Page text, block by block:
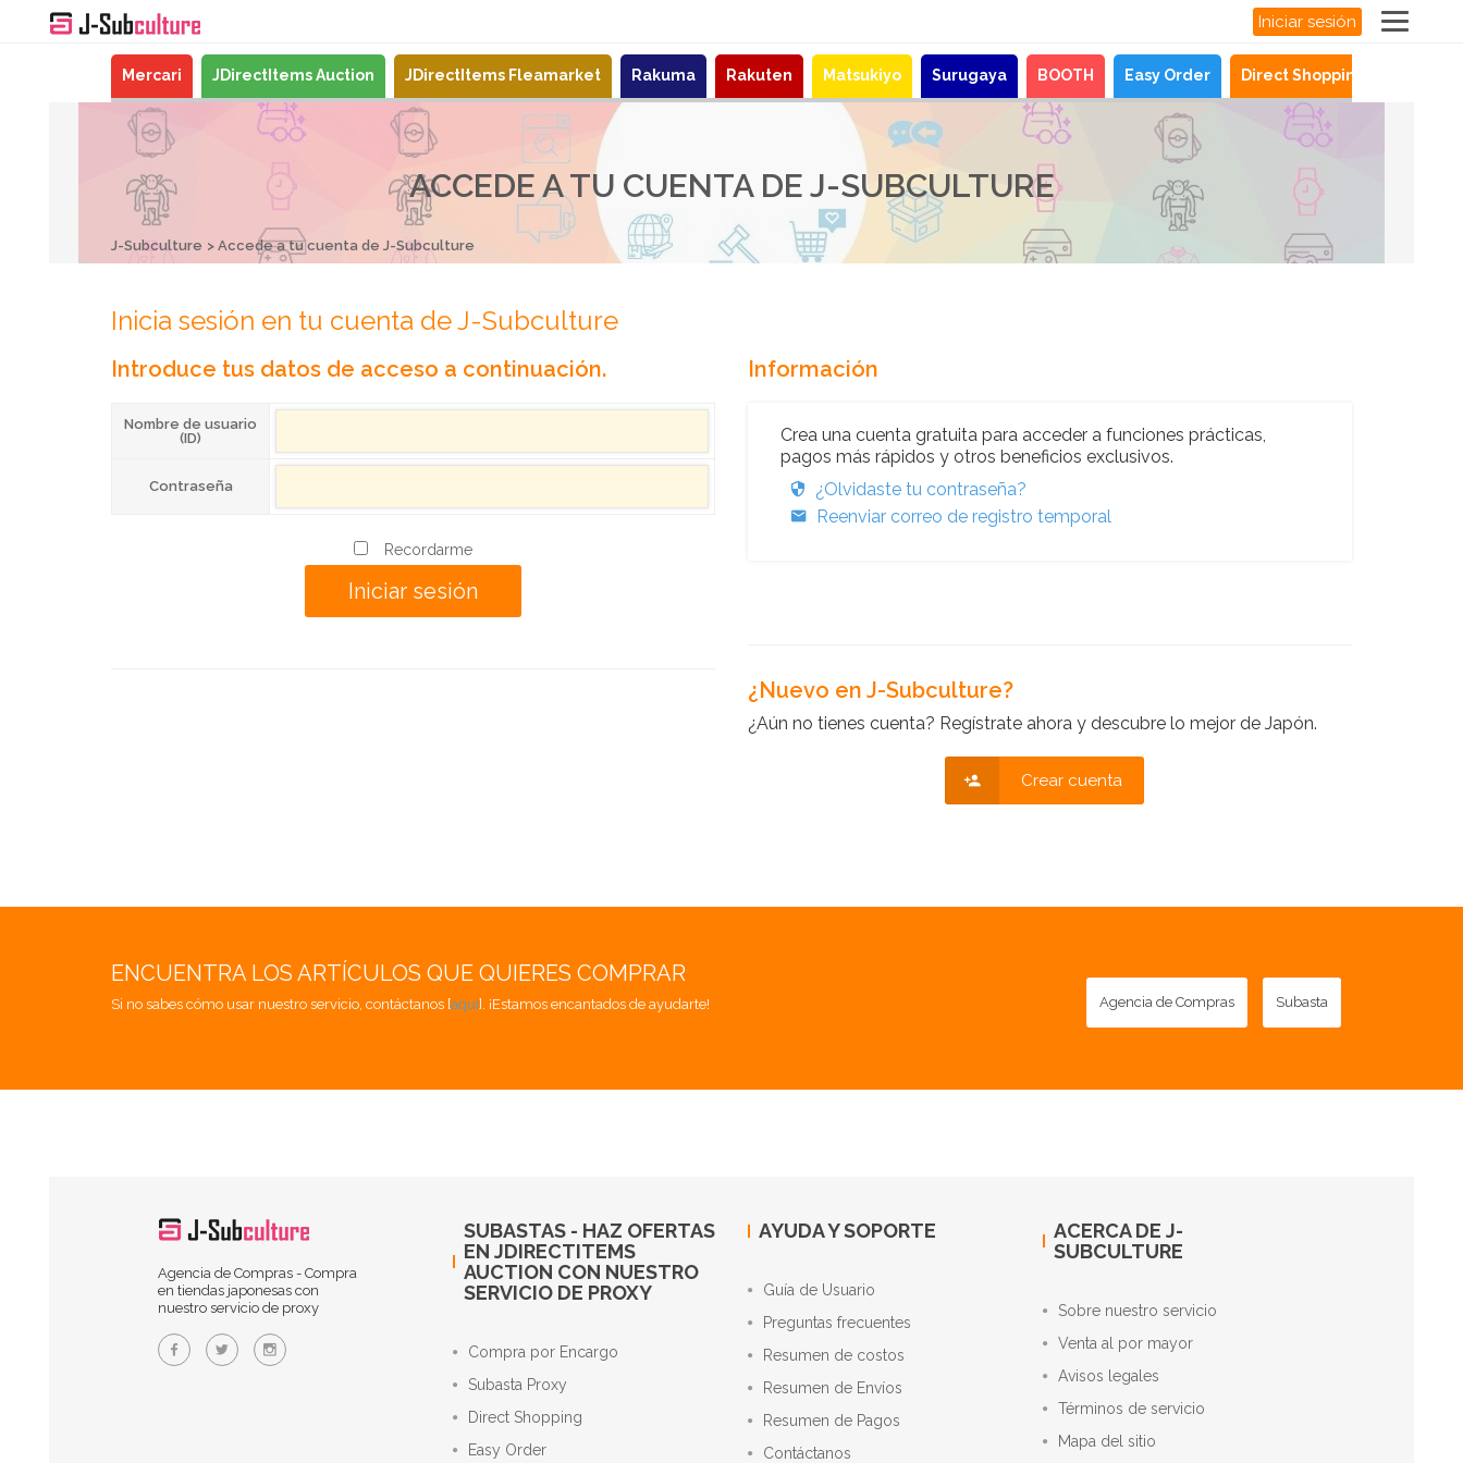
Iniciar sesión
Mercari JDirectItems Auction JDirectItems Fleamarket Rakuma Rakuten Matsukiyo Surugaya BOOTH Easy Order Direct Shopping
ACCEDE A TU CUENTA DE J-SUBCULTURE
J-Subculture Accede a tu cuenta de J-Subculture
Inicia sesión en tu cuenta de J-Subculture
Introduce tus datos de acceso a continuación.
Nombre de usuario
(ID)
Contraseña
Recordarme
Información
Crea una cuenta gratuita para acceder a funciones prácticas,
pagos más rápidos y otros beneficios exclusivos.
¿Olvidaste tu contraseña?
Reenviar correo de registro temporal
¿Nuevo en J-Subculture?
¿Aún no tienes cuenta? Regístrate ahora y descubre lo mejor de Japón.
Crear cuenta
ENCUENTRA LOS ARTÍCULOS QUE QUIERES COMPRAR
Si no sabes cómo usar nuestro servicio, contáctanos [aquí]. ¡Estamos encantados de ayudarte! Agencia de Compras Subasta
Agencia de Compras - Compra
en tiendas japonesas con
nuestro servicio de proxy
SUBASTAS - HAZ OFERTAS
EN JDIRECTITEMS
AUCTION CON NUESTRO
SERVICIO DE PROXY
Compra por Encargo
Subasta Proxy
Direct Shopping
Easy Order
AYUDA Y SOPORTE
Guía de Usuario
Preguntas frecuentes
Resumen de costos
Resumen de Envíos
Resumen de Pagos
Contáctanos
ACERCA DE J-
SUBCULTURE
Sobre nuestro servicio
Venta al por mayor
Avisos legales
Términos de servicio
Mapa del sitio